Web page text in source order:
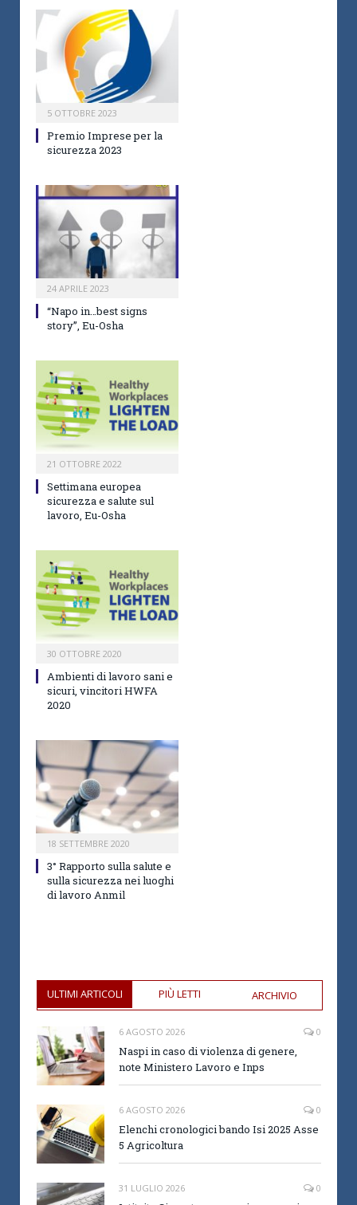
5 OTTOBRE 2023
Premio Imprese per la
sicurezza 2023
24 APRILE 2023
“Napo in…best signs
story”, Eu-Osha
21 OTTOBRE 2022
Settimana europea
sicurezza e salute sul
lavoro, Eu-Osha
30 OTTOBRE 2020
Ambienti di lavoro sani e
sicuri, vincitori HWFA
2020
18 SETTEMBRE 2020
3° Rapporto sulla salute e
sulla sicurezza nei luoghi
di lavoro Anmil
ULTIMI ARTICOLI PIÙ LETTI ARCHIVIO
6 AGOSTO 2026 0
Naspi in caso di violenza di genere,
note Ministero Lavoro e Inps
6 AGOSTO 2026 0
Elenchi cronologici bando Isi 2025 Asse
5 Agricoltura
31 LUGLIO 2026 0